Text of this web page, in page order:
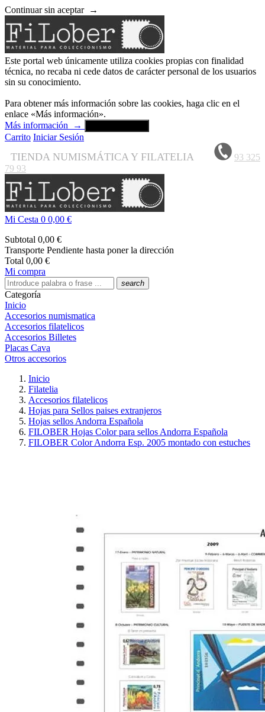
Continuar sin aceptar →
Este portal web únicamente utiliza cookies propias con finalidad
técnica, no recaba ni cede datos de carácter personal de los usuarios
sin su conocimiento.
Para obtener más información sobre las cookies, haga clic en el
enlace «Más información».
Más información
→
Carrito Iniciar Sesión
TIENDA NUMISMÁTICA Y FILATELIA
93 325
79 93
Mi Cesta 0 0,00 €
Subtotal 0,00 €
Transporte Pendiente hasta poner la dirección
Total 0,00 €
Mi compra
search
Categoría
Inicio
Accesorios numismatica
Accesorios filatelicos
Accesorios Billetes
Placas Cava
Otros accesorios
Inicio
Filatelia
Accesorios filatelicos
Hojas para Sellos paises extranjeros
Hojas sellos Andorra Española
FILOBER Hojas Color para sellos Andorra Española
FILOBER Color Andorra Esp. 2005 montado con estuches